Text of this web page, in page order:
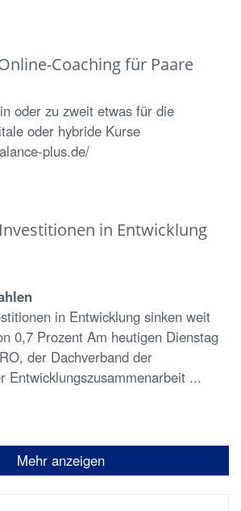
Coaching für Paare
oder zu zweit etwas für die
oder hybride Kurse
plus.de/
in Entwicklung
in Entwicklung sinken weit
0,7 Prozent Am heutigen Dienstag
der Dachverband der
Entwicklungszusammenarbeit ...
Mehr anzeigen